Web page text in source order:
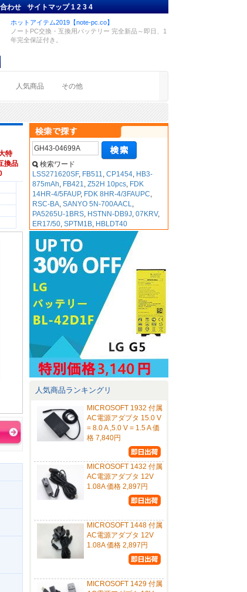
わせ サイトマップ 1234
ホットアイテム2019【note-pc.co】
ノートPC交換・互換用バッテリー 完全新品～即日、1
年完全保証付き。
人気商品 その他
特
換品
検索ワード
LSS271620SF, FB511,CP1454, HB3-
875mAh, FB421,Z52H 10pcs, FDK
14HR-4/5FAUP, FDK 8HR-4/3FAUPC,
RSC-BA,SANYO 5N-700AACL,
PA5265U-1BRS, HSTNN-DB9J,07KRV,
ER17/50,SPTM1B, HBLDT40
人気商品ランキングリ
MICROSOFT 1932 付属
AC電源アダプタ 15.0 V
= 8.0 A ,5.0 V = 1.5 A 価
格 7,840円
MICROSOFT 1432 付属
AC電源アダプタ 12V
1.08A 価格 2,897円
MICROSOFT 1448 付属
AC電源アダプタ 12V
1.08A 価格 2,897円
MICROSOFT 1429 付属